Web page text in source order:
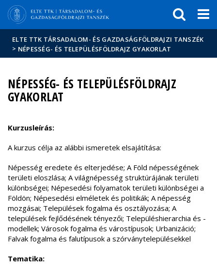
Hírek
Események
ELTE a
sajtóban
ELTE TTK TÁRSADALOM- ÉS GAZDASÁGFÖLDRAJZI TANSZÉK
> NÉPESSÉG- ÉS TELEPÜLÉSFÖLDRAJZ GYAKORLAT
NÉPESSÉG- ÉS TELEPÜLÉSFÖLDRAJZ
GYAKORLAT
Kurzusleírás:
A kurzus célja az alábbi ismeretek elsajátítása:
Népesség eredete és elterjedése; A Föld népességének
területi eloszlása; A világnépesség struktúrájának területi
különbségei; Népesedési folyamatok területi különbségei a
Földön; Népesedési elméletek és politikák; A népesség
mozgásai; Települések fogalma és osztályozása; A
települések fejlődésének tényezői; Településhierarchia és -
modellek; Városok fogalma és várostípusok; Urbanizáció;
Falvak fogalma és falutípusok a szórványtelepülésekkel
Tematika: